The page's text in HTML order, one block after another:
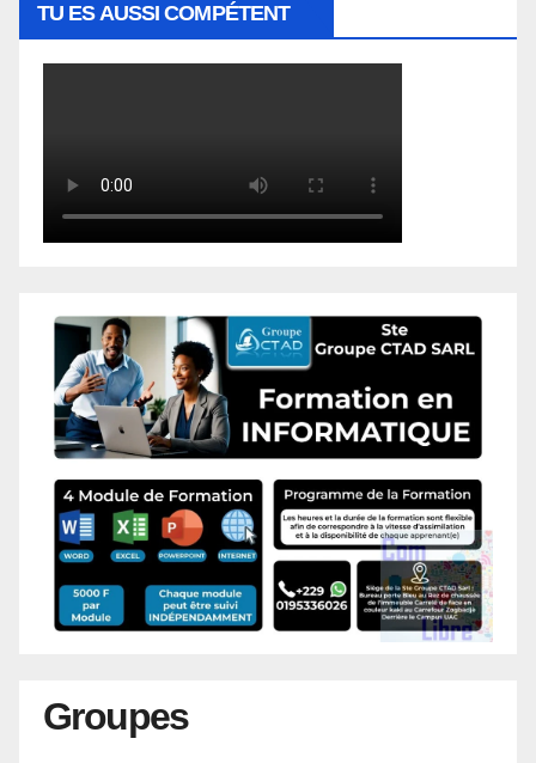
TU ES AUSSI COMPÉTENT
Groupes